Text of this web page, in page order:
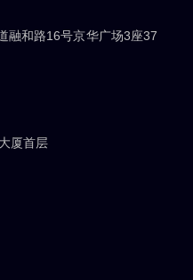
融和路16号京华广场3座37
厦首层